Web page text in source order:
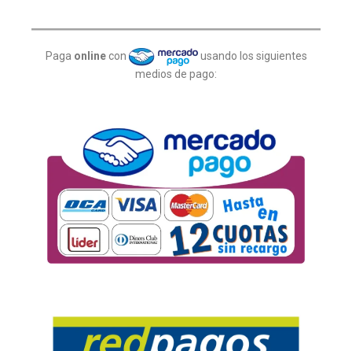
Paga online con
usando los siguientes
medios de pago: